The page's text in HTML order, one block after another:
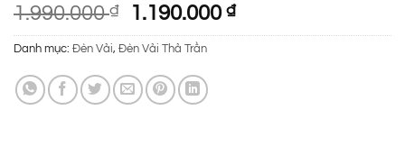
1.990.000₫
Giá
gốc
là:
1.990.000 ₫.
1.190.000₫Giá
hiện
Danh mục: Đèn Vải, Đèn Vải Thả Trần